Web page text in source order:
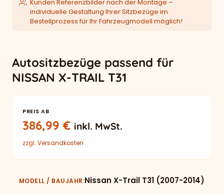
Kunden Referenzbilder nach der Montage –
individuelle Gestaltung Ihrer Sitzbezüge im
Bestellprozess für Ihr Fahrzeugmodell möglich!
Autositzbezüge passend für
NISSAN X-TRAIL T31
PREIS AB
386,99€ inkl. MwSt.
zzgl. Versandkosten
MODELL / BAUJAHR Nissan X-Trail T31 (2007-2014)